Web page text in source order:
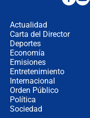
Actualidad
Carta del Director
Deportes
Economía
Emisiones
Entretenimiento
Internacional
Orden Público
Política
Sociedad